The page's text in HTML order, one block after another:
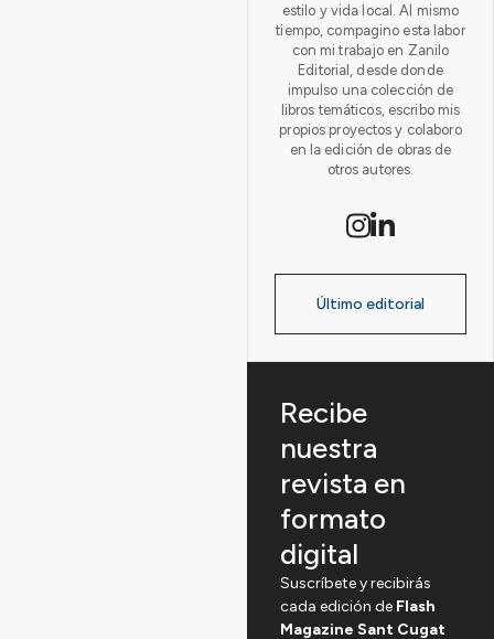
estilo y vida local. Al mismo
tiempo, compagino esta labor
con mi trabajo en Zanilo
Editorial, desde donde
impulso una colección de
libros temáticos, escribo mis
propios proyectos y colaboro
en la edición de obras de
otros autores.
Último editorial
Recibe
nuestra
revista en
formato
digital
Suscríbete y recibirás
cada edición de Flash
Magazine Sant Cugat